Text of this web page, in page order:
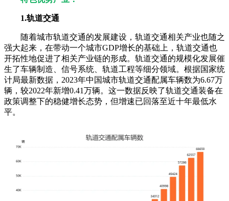
1.轨道交通
随着城市轨道交通的发展建设，轨道交通相关产业也随之
强大起来，在带动一个城市GDP增长的基础上，轨道交通也
开拓性地促进了相关产业链的形成。轨道交通的规模化发展催
生了车辆制造、信号系统、轨道工程等细分领域。根据国家统
计局最新数据，2023年中国城市轨道交通配属车辆数为6.67万
辆，较2022年新增0.41万辆。这一数据反映了轨道交通装备在
政策调整下的稳健增长态势，但增速已回落至近十年最低水
平。